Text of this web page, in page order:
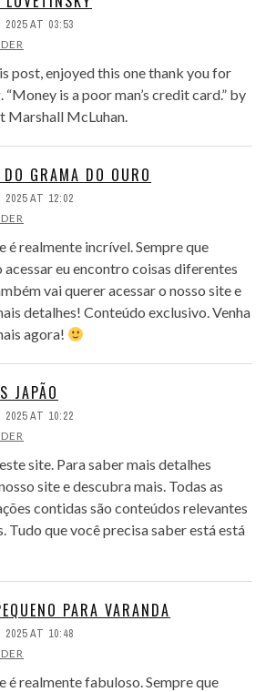
2025 AT 03:53
post, enjoyed this one thank you for
“Money is a poor man’s credit card.” by
Marshall McLuhan.
DO GRAMA DO OURO
2025 AT 12:02
é realmente incrível. Sempre que
acessar eu encontro coisas diferentes
vai querer acessar o nosso site e
detalhes! Conteúdo exclusivo. Venha
agora!
JAPÃO
2025 AT 10:22
site. Para saber mais detalhes
site e descubra mais. Todas as
contidas são conteúdos relevantes
Tudo que você precisa saber está está
PARA VARANDA
2025 AT 10:48
é realmente fabuloso. Sempre que